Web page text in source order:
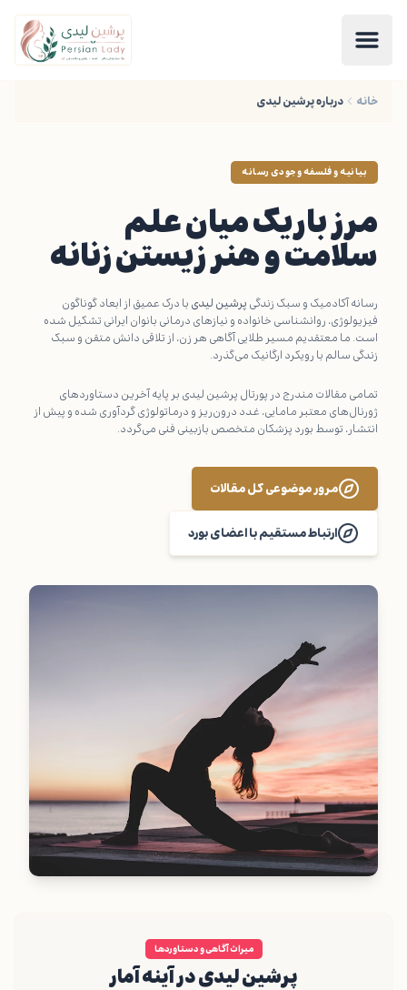
خانه درباره پرشین لیدی
بیانیه و فلسفه وجودی رسانه
مرز باریک میان علم
سلامت و هنر زیستن زنانه
رسانه آکادمیک و سبک زندگی پرشین لیدی با درک عمیق از ابعاد گوناگون
فیزیولوژی، روانشناسی خانواده و نیازهای درمانی بانوان ایرانی تشکیل شده
است. ما معتقدیم مسیر طلایی آگاهی هر زن، از تلاقی دانش متقن و سبک
زندگی سالم با رویکرد ارگانیک می‌گذرد.
تمامی مقالات مندرج در پورتال پرشین لیدی بر پایه آخرین دستاوردهای
ژورنال‌های معتبر مامایی، غدد درون‌ریز و درماتولوژی گردآوری شده و پیش از
انتشار، توسط بورد پزشکان متخصص بازبینی فنی می‌گردد.
مرور موضوعی کل مقالات
ارتباط مستقیم با اعضای بورد
میراث آگاهی و دستاوردها
پرشین لیدی در آینه آمار